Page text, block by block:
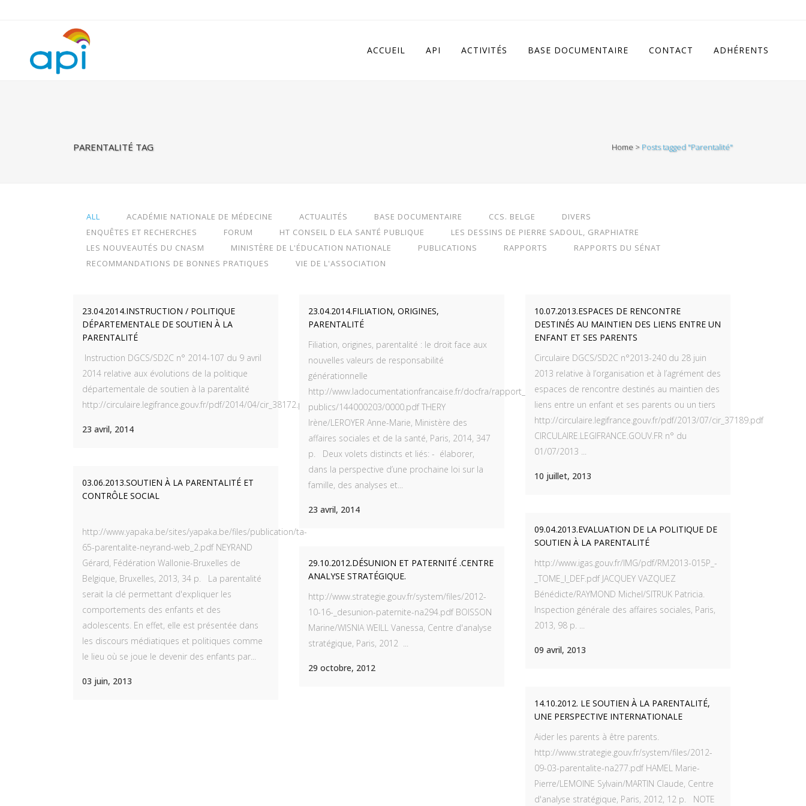
ACCUEIL API ACTIVITÉS BASE DOCUMENTAIRE CONTACT ADHÉRENTS
PARENTALITÉ TAG Home > Posts tagged "Parentalité"
ALL ACADÉMIE NATIONALE DE MÉDECINE ACTUALITÉS BASE DOCUMENTAIRE CCS. BELGE
DIVERS
ENQUÊTES ET RECHERCHES
FORUM HT CONSEIL D ELA SANTÉ PUBLIQUE
LES DESSINS DE PIERRE SADOUL, GRAPHIATRE
LES NOUVEAUTÉS DU CNASM
MINISTÈRE DE L'ÉDUCATION NATIONALE PUBLICATIONS RAPPORTS
RAPPORTS DU SÉNAT
RECOMMANDATIONS DE BONNES PRATIQUES
VIE DE L'ASSOCIATION
23.04.2014.INSTRUCTION / POLITIQUE
DÉPARTEMENTALE DE SOUTIEN À LA
PARENTALITÉ
Instruction DGCS/SD2C n° 2014-107 du 9 avril
2014 relative aux évolutions de la politique
départementale de soutien à la parentalité
http://circulaire.legifrance.gouv.fr/pdf/2014/04/cir_38172.pdf...
23 avril, 2014
23.04.2014.FILIATION, ORIGINES,
PARENTALITÉ
Filiation, origines, parentalité : le droit face aux
nouvelles valeurs de responsabilité
générationnelle
http://www.ladocumentationfrancaise.fr/docfra/rapport_telechargement/var/storage/rapports-
publics/144000203/0000.pdf THERY
Irène/LEROYER Anne-Marie, Ministère des
affaires sociales et de la santé, Paris, 2014, 347
p. Deux volets distincts et liés: - élaborer,
dans la perspective d’une prochaine loi sur la
famille, des analyses et...
23 avril, 2014
10.07.2013.ESPACES DE RENCONTRE
DESTINÉS AU MAINTIEN DES LIENS ENTRE UN
ENFANT ET SES PARENTS
Circulaire DGCS/SD2C n°2013-240 du 28 juin
2013 relative à l’organisation et à l’agrément des
espaces de rencontre destinés au maintien des
liens entre un enfant et ses parents ou un tiers
http://circulaire.legifrance.gouv.fr/pdf/2013/07/cir_37189.pdf
CIRCULAIRE.LEGIFRANCE.GOUV.FR n° du
01/07/2013 ...
10 juillet, 2013
03.06.2013.SOUTIEN À LA PARENTALITÉ ET
CONTRÔLE SOCIAL
http://www.yapaka.be/sites/yapaka.be/files/publication/ta-
65-parentalite-neyrand-web_2.pdf NEYRAND
Gérard, Fédération Wallonie-Bruxelles de
Belgique, Bruxelles, 2013, 34 p. La parentalité
serait la clé permettant d'expliquer les
comportements des enfants et des
adolescents. En effet, elle est présentée dans
les discours médiatiques et politiques comme
le lieu où se joue le devenir des enfants par...
03 juin, 2013
09.04.2013.EVALUATION DE LA POLITIQUE DE
SOUTIEN À LA PARENTALITÉ
http://www.igas.gouv.fr/IMG/pdf/RM2013-015P_-
_TOME_I_DEF.pdf JACQUEY VAZQUEZ
Bénédicte/RAYMOND Michel/SITRUK Patricia.
Inspection générale des affaires sociales, Paris,
2013, 98 p. ...
09 avril, 2013
29.10.2012.DÉSUNION ET PATERNITÉ .CENTRE
ANALYSE STRATÉGIQUE.
http://www.strategie.gouv.fr/system/files/2012-
10-16-_desunion-paternite-na294.pdf BOISSON
Marine/WISNIA WEILL Vanessa, Centre d'analyse
stratégique, Paris, 2012 ...
29 octobre, 2012
14.10.2012. LE SOUTIEN À LA PARENTALITÉ,
UNE PERSPECTIVE INTERNATIONALE
Aider les parents à être parents.
http://www.strategie.gouv.fr/system/files/2012-
09-03-parentalite-na277.pdf HAMEL Marie-
Pierre/LEMOINE Sylvain/MARTIN Claude, Centre
d'analyse stratégique, Paris, 2012, 12 p. NOTE
NOS DERNIERS ARTICLES
certificat d’intervenant en autisme.